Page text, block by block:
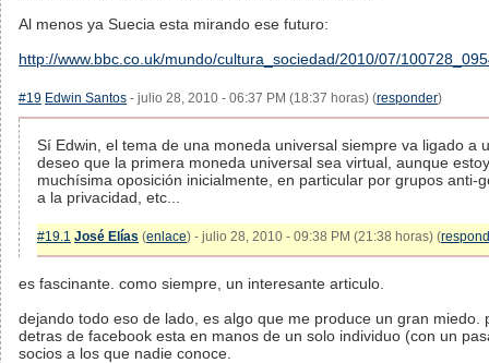
Al menos ya Suecia esta mirando ese futuro:
http://www.bbc.co.uk/mundo/cultura_sociedad/2010/07/
#19 Edwin Santos - julio 28, 2010 - 06:37 PM (18:37 horas) (responder)
Sí Edwin, el tema de una moneda universal siempre va ligado a
deseo que la primera moneda universal sea virtual, aunque
muchísima oposición inicialmente, en particular por grupos anti-
a la privacidad, etc...
#19.1 José Elías (enlace) - julio 28, 2010 - 09:38 PM (21:38 horas) (
es fascinante. como siempre, un interesante articulo.
dejando todo eso de lado, es algo que me produce un gran miedo.
detras de facebook esta en manos de un solo individuo (con un
socios a los que nadie conoce.